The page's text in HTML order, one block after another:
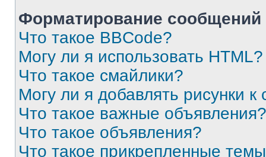
Форматирование
Что такое BBCode?
Могу ли я использовать HTML?
Что такое смайлики?
Могу ли я добавлять рисунки
Что такое важные объявления?
Что такое объявления?
Что такое прикрепленные